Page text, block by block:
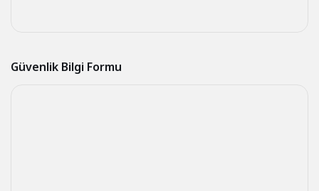
Güvenlik Bilgi Formu